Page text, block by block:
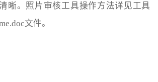
晰。照片审核工具操作方法详见工具
文件。